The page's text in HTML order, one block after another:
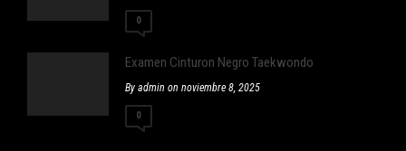
0
Examen Cinturon Negro Taekwondo
By admin on noviembre 8, 2025
0